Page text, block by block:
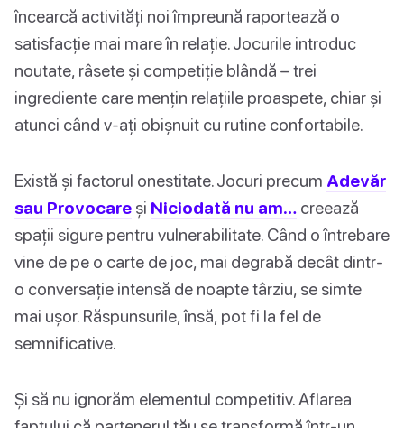
încearcă activități noi împreună raportează o
satisfacție mai mare în relație. Jocurile introduc
noutate, râsete și competiție blândă – trei
ingrediente care mențin relațiile proaspete, chiar și
atunci când v-ați obișnuit cu rutine confortabile.
Există și factorul onestitate. Jocuri precum Adevăr
sau Provocare și Niciodată nu am… creează
spații sigure pentru vulnerabilitate. Când o întrebare
vine de pe o carte de joc, mai degrabă decât dintr-
o conversație intensă de noapte târziu, se simte
mai ușor. Răspunsurile, însă, pot fi la fel de
semnificative.
Și să nu ignorăm elementul competitiv. Aflarea